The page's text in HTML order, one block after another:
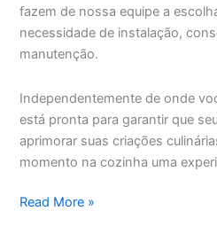
fazem de nossa equipe a
necessidade de instalação,
manutenção.
Independentemente de onde
está pronta para garantir que
aprimorar suas criações
momento na cozinha uma
Assistência
Read More »